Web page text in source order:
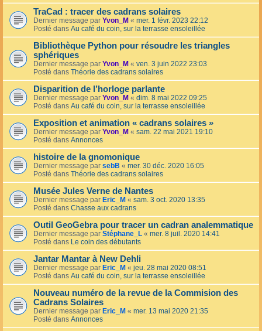
TraCad : tracer des cadrans solaires
Dernier message par Yvon_M « mer. 1 févr. 2023 22:12
Posté dans Au café du coin, sur la terrasse ensoleillée
Bibliothèque Python pour résoudre les triangles
sphériques
Dernier message par Yvon_M « ven. 3 juin 2022 23:03
Posté dans Théorie des cadrans solaires
Disparition de l’horloge parlante
Dernier message par Yvon_M « dim. 8 mai 2022 09:25
Posté dans Au café du coin, sur la terrasse ensoleillée
Exposition et animation « cadrans solaires »
Dernier message par Yvon_M « sam. 22 mai 2021 19:10
Posté dans Annonces
histoire de la gnomonique
Dernier message par sebB « mer. 30 déc. 2020 16:05
Posté dans Théorie des cadrans solaires
Musée Jules Verne de Nantes
Dernier message par Eric_M « sam. 3 oct. 2020 13:35
Posté dans Chasse aux cadrans
Outil GeoGebra pour tracer un cadran analemmatique
Dernier message par Stéphane_L « mer. 8 juil. 2020 14:41
Posté dans Le coin des débutants
Jantar Mantar à New Dehli
Dernier message par Eric_M « jeu. 28 mai 2020 08:51
Posté dans Au café du coin, sur la terrasse ensoleillée
Nouveau numéro de la revue de la Commision des
Cadrans Solaires
Dernier message par Eric_M « mer. 13 mai 2020 21:35
Posté dans Annonces